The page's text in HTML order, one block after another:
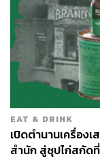
EAT & DRINK
เปิดตำนานเครื่อง
สำนัก สู่ซุปไก่สกัด